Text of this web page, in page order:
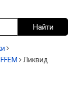
FFEM
Ликвид